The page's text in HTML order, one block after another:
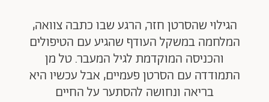
הגילוי שהסרטן חזר, הרגע שבו כתבה צוואה,
המלחמה במשקל העודף שהגיע עם הטיפולים
והכניסה המוקדמת לגיל המעבר. טל מן
התמודדה עם הסרטן פעמיים, אבל עכשיו היא
בריאה ונחושה להסתער על החיים